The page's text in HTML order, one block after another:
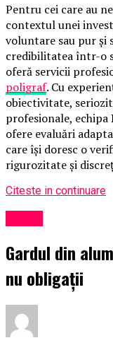
Pentru cei care au
contextul unei
voluntare sau pur și
credibilitatea într-o
oferă servicii
poligraf. Cu
obiectivitate,
profesionale, echipa
ofere evaluări
care își doresc o
rigurozitate și
Citeste in continuare
Gardul din
nu obligații